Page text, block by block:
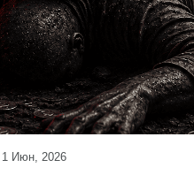
1 Июн, 2026